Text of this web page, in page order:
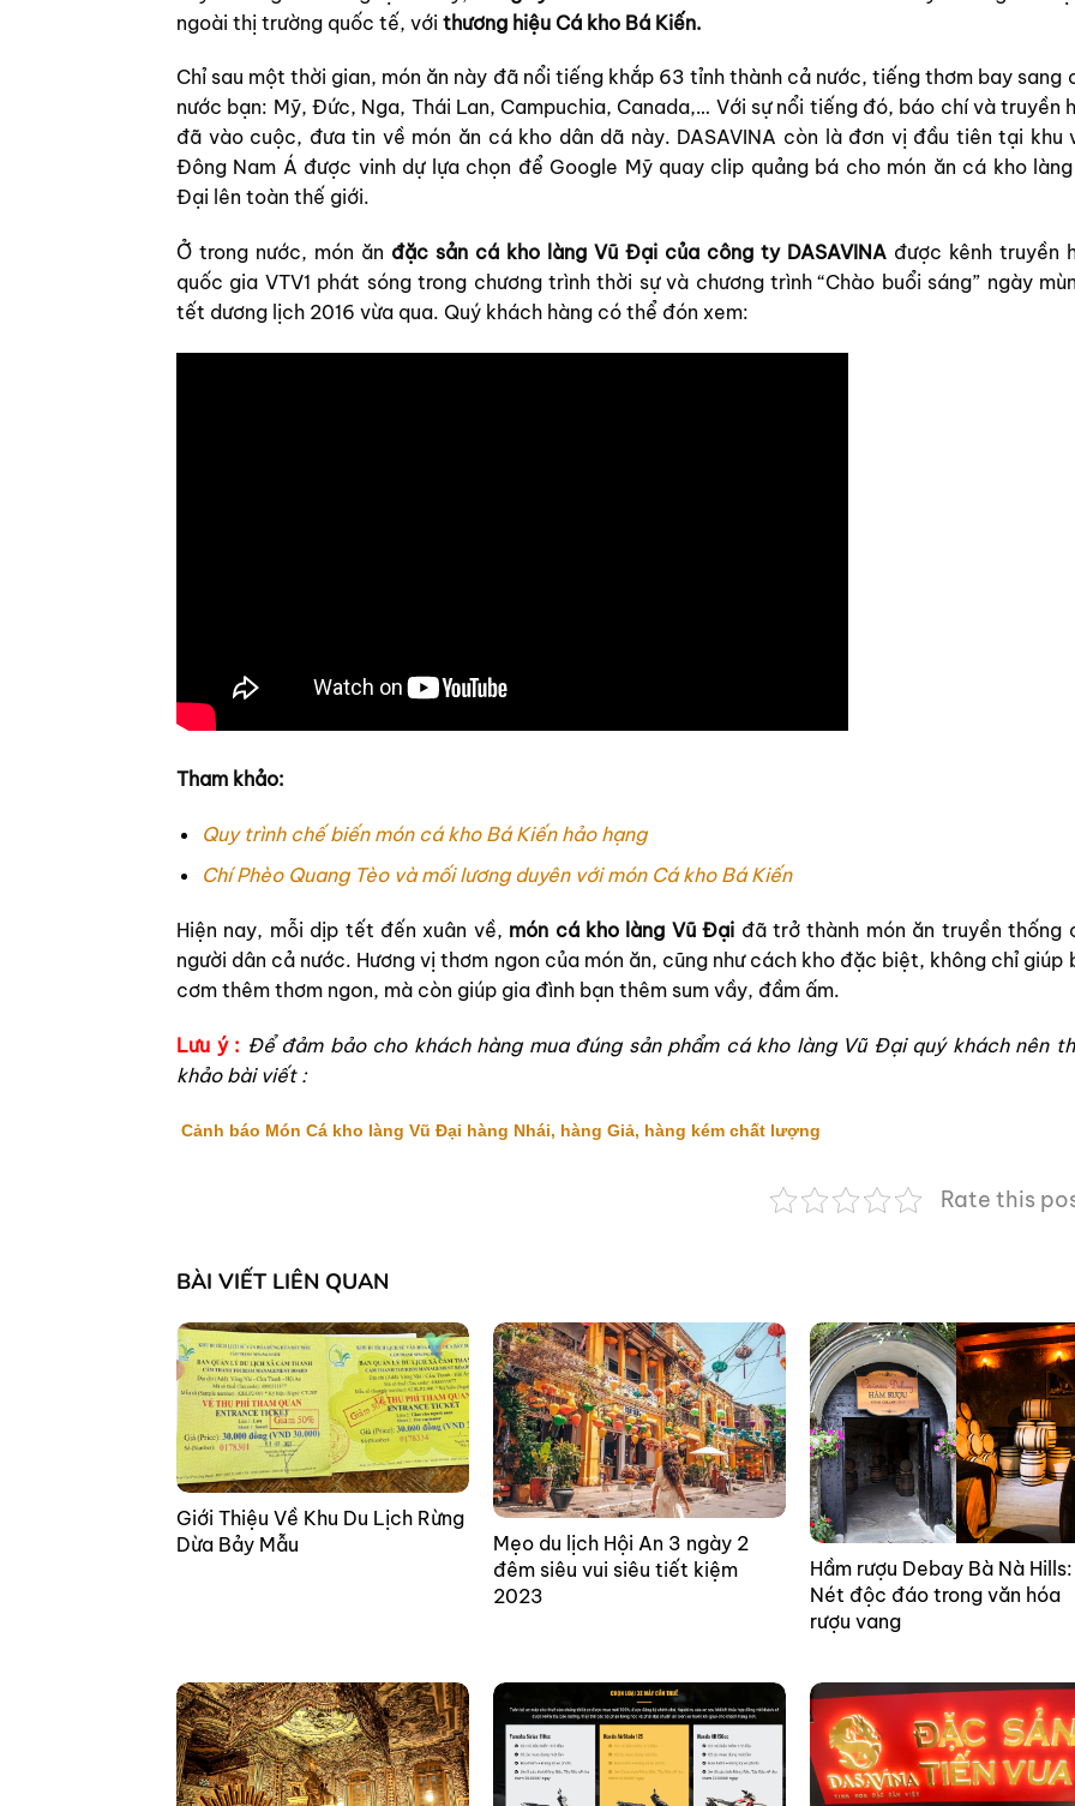
ngoài thị trường quốc tế, với thương hiệu Cá kho Bá Kiến.
Chỉ sau một thời gian, món ăn này đã nổi tiếng khắp 63 tỉnh thành cả nước, tiếng thơm bay sang
nước bạn: Mỹ, Đức, Nga, Thái Lan, Campuchia, Canada,… Với sự nổi tiếng đó, báo chí và truyền
đã vào cuộc, đưa tin về món ăn cá kho dân dã này. DASAVINA còn là đơn vị đầu tiên tại khu
Đông Nam Á được vinh dự lựa chọn để Google Mỹ quay clip quảng bá cho món ăn cá kho
Đại lên toàn thế giới.
Ở trong nước, món ăn đặc sản cá kho làng Vũ Đại của công ty DASAVINAđược kênh truyền
quốc gia VTV1 phát sóng trong chương trình thời sự và chương trình “Chào buổi sáng” ngày
tết dương lịch 2016 vừa qua. Quý khách hàng có thể đón xem:
Tham khảo:
Quy trình chế biến món cá kho Bá Kiến hảo hạng
Chí Phèo Quang Tèo và mối lương duyên với món Cá kho Bá Kiến
Hiện nay, mỗi dịp tết đến xuân về, món cá kho làng Vũ Đại đã trở thành món ăn truyền thống
người dân cả nước. Hương vị thơm ngon của món ăn, cũng như cách kho đặc biệt, không chỉ giúp
cơm thêm thơm ngon, mà còn giúp gia đình bạn thêm sum vầy, đầm ấm.
Lưu ý : Để đảm bảo cho khách hàng mua đúng sản phẩm cá kho làng Vũ Đại quý khách nên
khảo bài viết :
Cảnh báo Món Cá kho làng Vũ Đại hàng Nhái, hàng Giả, hàng kém chất lượng
Rate this
BÀI VIẾT LIÊN QUAN
Giới Thiệu Về Khu Du Lịch Rừng
Dừa Bảy Mẫu
Mẹo du lịch Hội An 3 ngày 2
đêm siêu vui siêu tiết kiệm
2023
Hầm rượu Debay Bà Nà Hills:
Nét độc đáo trong văn hóa
rượu vang